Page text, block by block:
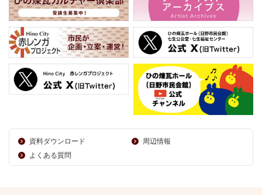
資料ダウンロード
周辺情報
よくある質問